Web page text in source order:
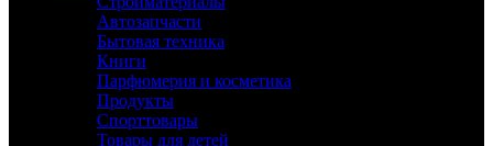
Автозапчасти
Бытовая техника
Книги
Парфюмерия и косметика
Продукты
Спорттовары
Товары для детей